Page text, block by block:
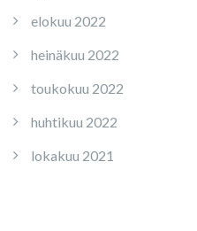
elokuu 2022
heinäkuu 2022
toukokuu 2022
huhtikuu 2022
lokakuu 2021